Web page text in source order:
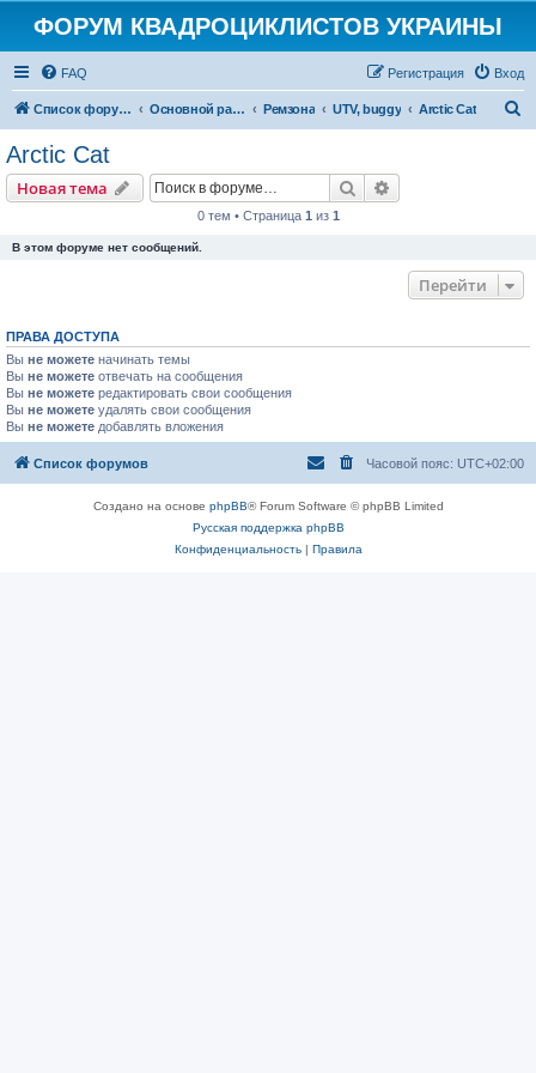
ФОРУМ КВАДРОЦИКЛИСТОВ УКРАИНЫ
FAQ Вход
Регистрация
Список форумов Основной раздел Ремзона UTV, buggy Arctic Cat
Arctic Cat
Новая тема Поиск
0 тем • Страница 1 из 1
В этом форуме нет сообщений.
Перейти
ПРАВА ДОСТУПА
Вы не можете начинать темы
Вы не можете отвечать на сообщения
Вы не можете редактировать свои сообщения
Вы не можете удалять свои сообщения
Вы не можете добавлять вложения
Список форумов Часовой пояс: UTC+02:00
Создано на основе phpBB® Forum Software © phpBB Limited
Русская поддержка phpBB
Конфиденциальность| Правила